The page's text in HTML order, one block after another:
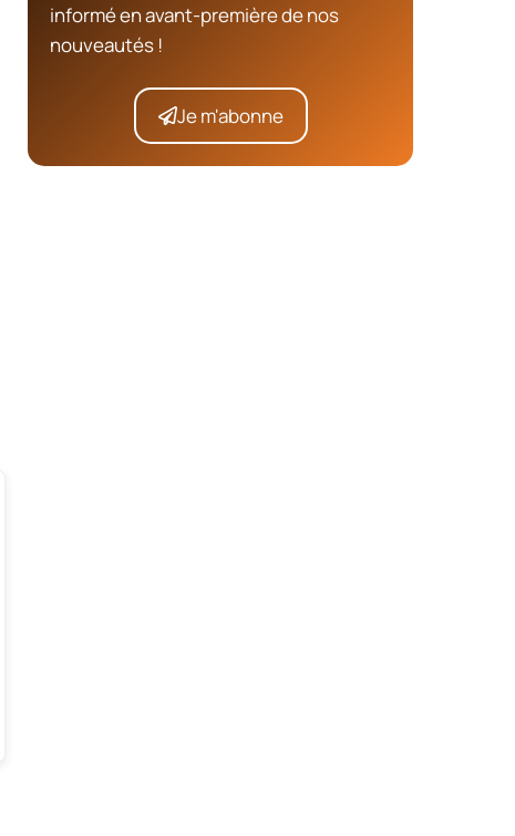
informé en avant-première de nos
nouveautés !
Je m'abonne